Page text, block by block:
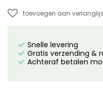
toevoegen aan
Snelle levering
Gratis verzending &
Achteraf betalen